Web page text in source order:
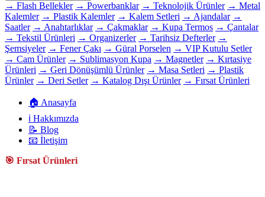
→ Flash Bellekler → Powerbanklar → Teknolojik Ürünler → Metal
Kalemler → Plastik Kalemler → Kalem Setleri → Ajandalar →
Saatler → Anahtarlıklar → Çakmaklar → Kupa Termos → Çantalar
→ Tekstil Ürünleri → Organizerler → Tarihsiz Defterler →
Şemsiyeler → Fener Çakı → Güral Porselen → VIP Kutulu Setler
→ Cam Ürünler → Sublimasyon Kupa → Magnetler → Kırtasiye
Ürünleri → Geri Dönüşümlü Ürünler → Masa Setleri → Plastik
Ürünler → Deri Setler → Katalog Dışı Ürünler → Fırsat Ürünleri
🏠 Anasayfa
ℹ️ Hakkımızda
📝 Blog
📧 İletişim
🎯 Fırsat Ürünleri